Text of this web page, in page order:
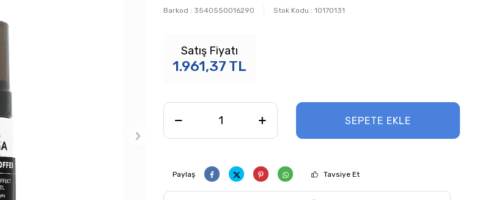
Barkod : 3540550016290 Stok Kodu : 10170131
Satış Fiyatı
1.961,37 TL
SEPETE EKLE
Paylaş Tavsiye Et